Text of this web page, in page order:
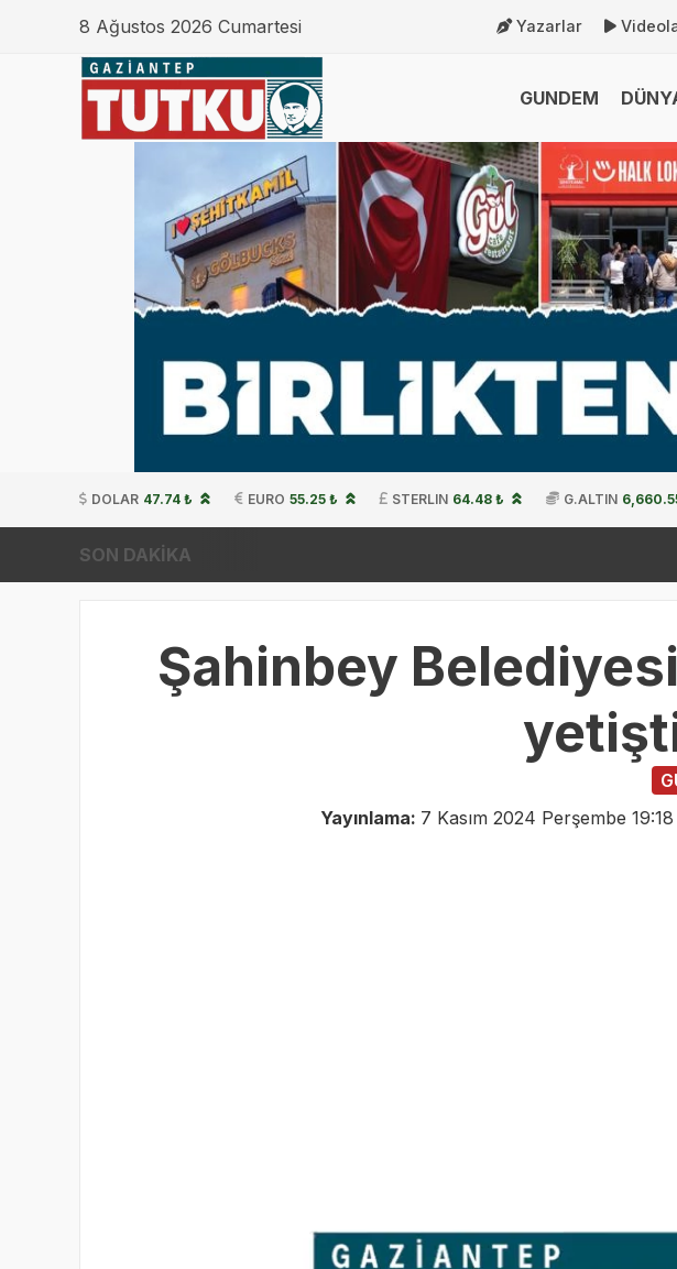
8 Ağustos 2026 Cumartesi Yazarlar
GUNDEM
DOLAR 47.74 ₺ EURO 55.25 ₺ STERLIN 64.48 ₺ G.ALTIN
SON DAKİKA
Şahinbey
Yayınlama: 7 Kasım 2024 Perşembe 19:18